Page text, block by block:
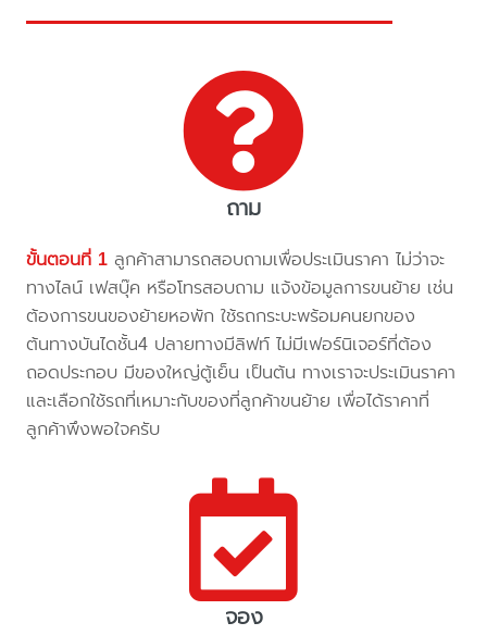
ถาม
ขั้นตอนที่ 1 ลูกค้าสามารถสอบถามเพื่อประเมินราคา ไม่ว่าจะ
ทางไลน์ เฟสบุ๊ค หรือโทรสอบถาม แจ้งข้อมูลการขนย้าย เช่น
ต้องการขนของย้ายหอพัก ใช้รถกระบะพร้อมคนยกของ
ต้นทางบันไดชั้น4 ปลายทางมีลิฟท์ ไม่มีเฟอร์นิเจอร์ที่ต้อง
ถอดประกอบ มีของใหญ่ตู้เย็น เป็นต้น ทางเราจะประเมินราคา
และเลือกใช้รถที่เหมาะกับของที่ลูกค้าขนย้าย เพื่อได้ราคาที่
ลูกค้าพึงพอใจครับ
จอง